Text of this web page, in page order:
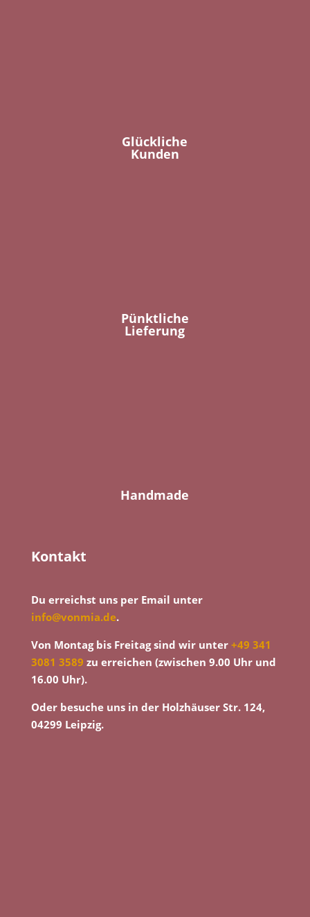
Glückliche
Kunden
Pünktliche
Lieferung
Handmade
Kontakt
Du erreichst uns per Email unter
info@vonmia.de.
Von Montag bis Freitag sind wir unter +49 341
3081 3589 zu erreichen (zwischen 9.00 Uhr und
16.00 Uhr).
Oder besuche uns in der Holzhäuser Str. 124,
04299 Leipzig.